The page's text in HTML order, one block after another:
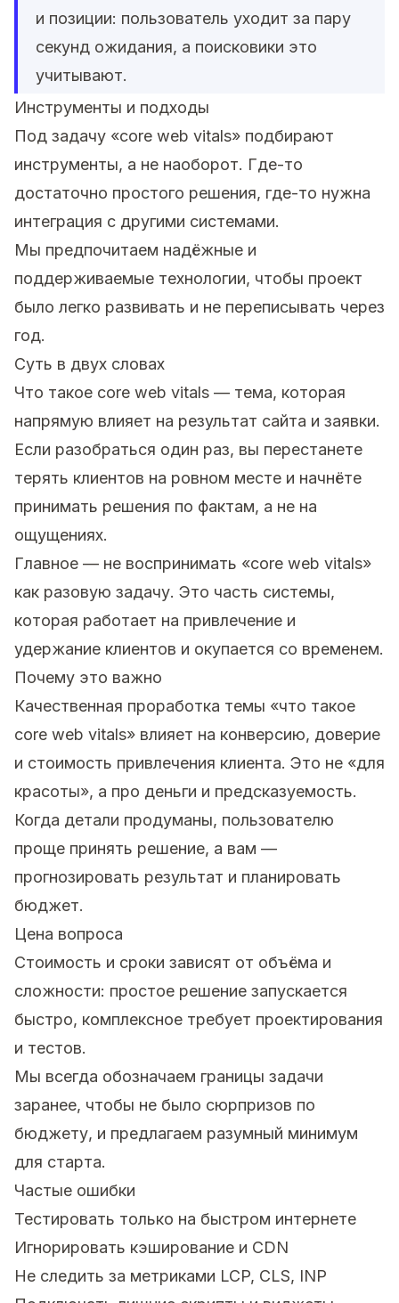
и позиции: пользователь уходит за пару
секунд ожидания, а поисковики это
учитывают.
Инструменты и подходы
Под задачу «core web vitals» подбирают
инструменты, а не наоборот. Где-то
достаточно простого решения, где-то нужна
интеграция с другими системами.
Мы предпочитаем надёжные и
поддерживаемые технологии, чтобы проект
было легко развивать и не переписывать через
год.
Суть в двух словах
Что такое core web vitals — тема, которая
напрямую влияет на результат сайта и заявки.
Если разобраться один раз, вы перестанете
терять клиентов на ровном месте и начнёте
принимать решения по фактам, а не на
ощущениях.
Главное — не воспринимать «core web vitals»
как разовую задачу. Это часть системы,
которая работает на привлечение и
удержание клиентов и окупается со временем.
Почему это важно
Качественная проработка темы «что такое
core web vitals» влияет на конверсию, доверие
и стоимость привлечения клиента. Это не «для
красоты», а про деньги и предсказуемость.
Когда детали продуманы, пользователю
проще принять решение, а вам —
прогнозировать результат и планировать
бюджет.
Цена вопроса
Стоимость и сроки зависят от объёма и
сложности: простое решение запускается
быстро, комплексное требует проектирования
и тестов.
Мы всегда обозначаем границы задачи
заранее, чтобы не было сюрпризов по
бюджету, и предлагаем разумный минимум
для старта.
Частые ошибки
Тестировать только на быстром интернете
Игнорировать кэширование и CDN
Не следить за метриками LCP, CLS, INP